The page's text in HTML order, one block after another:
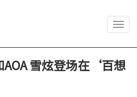
AOA 雪炫登场在‘百想